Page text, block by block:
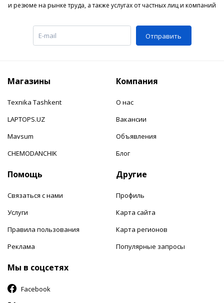
и резюме на рынке труда, а также услугах от частных лиц и компаний
Отправить
Магазины
Texnika Tashkent
LAPTOPS.UZ
Mavsum
CHEMODANCHIK
Компания
О нас
Вакансии
Объявления
Блог
Помощь
Связаться с нами
Услуги
Правила пользования
Реклама
Другие
Профиль
Карта сайта
Карта регионов
Популярные запросы
Мы в соцсетях
Facebook